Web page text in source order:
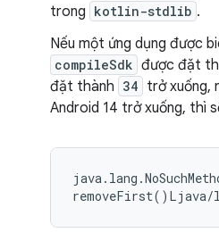
trong kotlin-stdlib .
Nếu một ứng dụng được
compileSdk được đặt
đặt thành 34 trở xuống,
Android 14 trở xuống, thì